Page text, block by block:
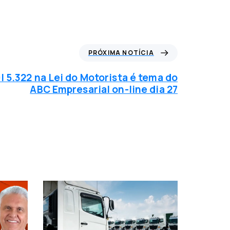
PRÓXIMA NOTÍCIA
5.322 na Lei do Motorista é tema do
ABC Empresarial on-line dia 27